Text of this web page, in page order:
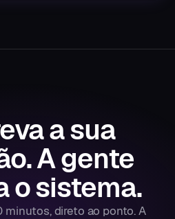
a sua
A gente
o sistema.
minutos, direto ao ponto. A